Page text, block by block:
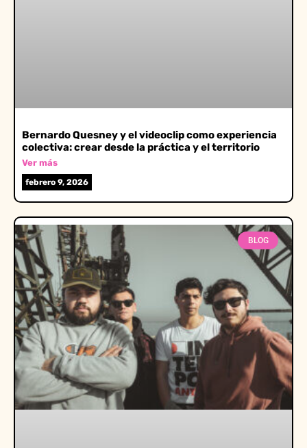
Bernardo Quesney y el videoclip como experiencia
colectiva: crear desde la práctica y el territorio
Ver más
febrero 9, 2026
BLOG